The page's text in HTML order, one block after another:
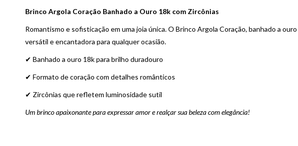
Brinco Argola Coração Banhado a Ouro 18k com Zircônias
Romantismo e sofisticação em uma joia única. O Brinco Argola Coração, banhado a
versátil e encantadora para qualquer ocasião.
✔ Banhado a ouro 18k para brilho duradouro
✔ Formato de coração com detalhes românticos
✔ Zircônias que refletem luminosidade sutil
Um brinco apaixonante para expressar amor e realçar sua beleza com elegância!